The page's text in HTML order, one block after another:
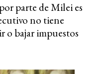
parte de Milei es
no tiene
o bajar impuestos